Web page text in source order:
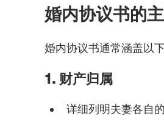
婚内协议书的
婚内协议书通常涵盖以
1. 财产归属
详细列明夫妻各自